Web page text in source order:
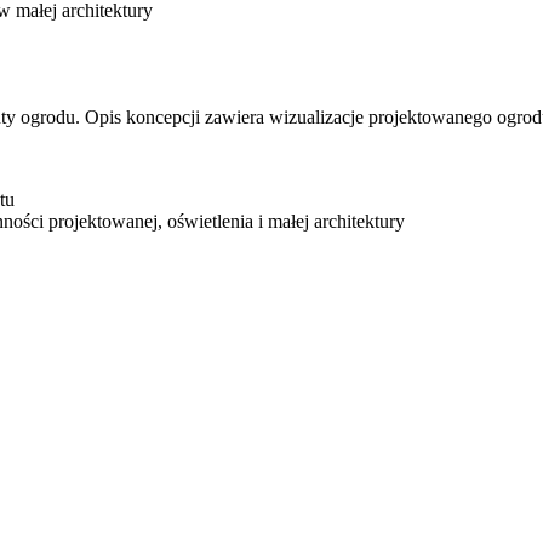
małej architektury
ogrodu. Opis koncepcji zawiera wizualizacje projektowanego
projektowanej, oświetlenia i małej architektury